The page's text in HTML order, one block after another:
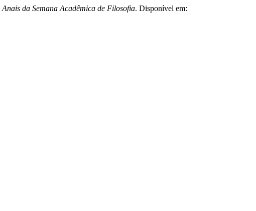
Anais da Semana Acadêmica de Filosofia. Disponível em: